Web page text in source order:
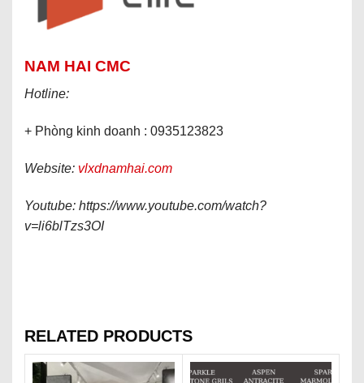
NAM HAI CMC
Hotline:
+ Phòng kinh doanh : 0935123823
Website: vlxdnamhai.com
Youtube: https://www.youtube.com/watch?
v=li6blTzs3OI
RELATED PRODUCTS